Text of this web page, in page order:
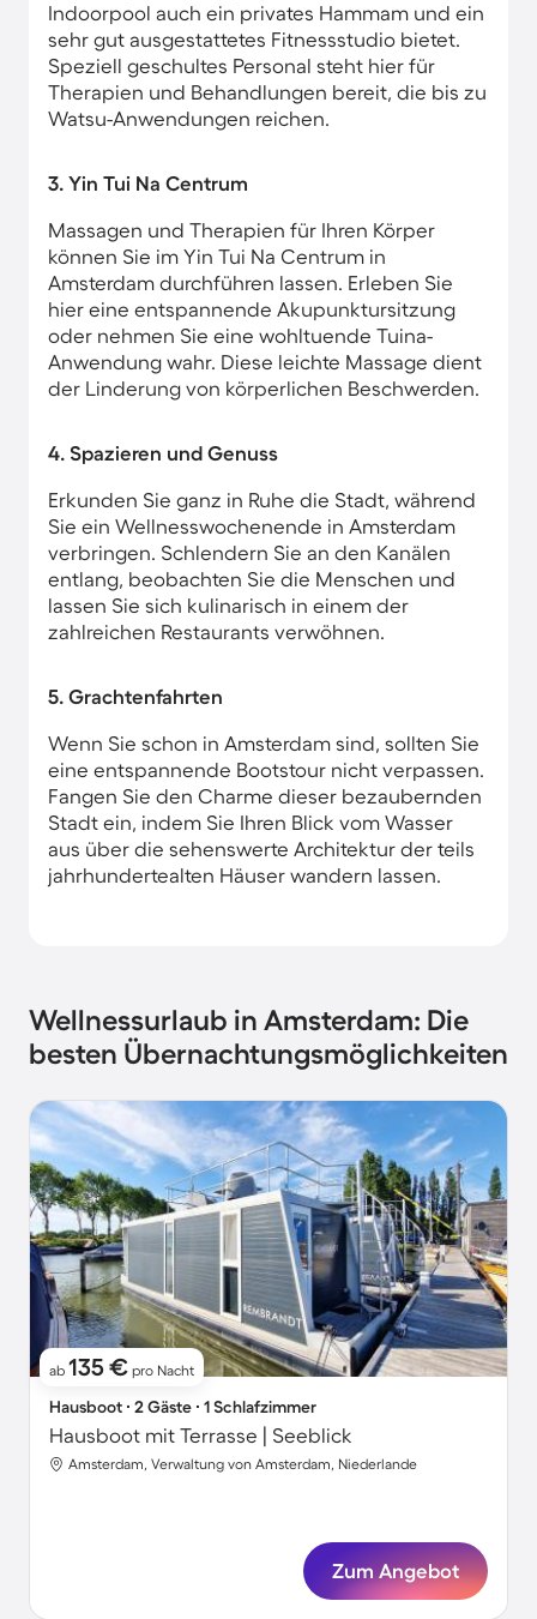
Indoorpool auch ein privates Hammam und ein
sehr gut ausgestattetes Fitnessstudio bietet.
Speziell geschultes Personal steht hier für
Therapien und Behandlungen bereit, die bis zu
Watsu-Anwendungen reichen.
3. Yin Tui Na Centrum
Massagen und Therapien für Ihren Körper
können Sie im Yin Tui Na Centrum​ in
Amsterdam​ durchführen lassen. Erleben Sie
hier eine entspannende Akupunktursitzung
oder nehmen Sie eine wohltuende Tuina-
Anwendung wahr. Diese leichte Massage dient
der Linderung von körperlichen Beschwerden.
4. Spazieren und Genuss
Erkunden Sie ganz in Ruhe die Stadt, während
Sie ein Wellnesswochenende in Amsterdam
verbringen. Schlendern Sie an den Kanälen
entlang, beobachten Sie die Menschen und
lassen Sie sich kulinarisch in einem der
zahlreichen Restaurants verwöhnen.
5. Grachtenfahrten
Wenn Sie schon in Amsterdam sind, sollten Sie
eine entspannende Bootstour nicht verpassen.
Fangen Sie den Charme dieser bezaubernden
Stadt ein, indem Sie Ihren Blick vom Wasser
aus über die sehenswerte Architektur der teils
jahrhundertealten Häuser wandern lassen.
Wellnessurlaub in Amsterdam: Die
besten Übernachtungsmöglichkeiten
ab 135 € pro Nacht
Hausboot ∙ 2 Gäste ∙ 1 Schlafzimmer
Hausboot mit Terrasse | Seeblick
Amsterdam, Verwaltung von Amsterdam, Niederlande
Zum Angebot